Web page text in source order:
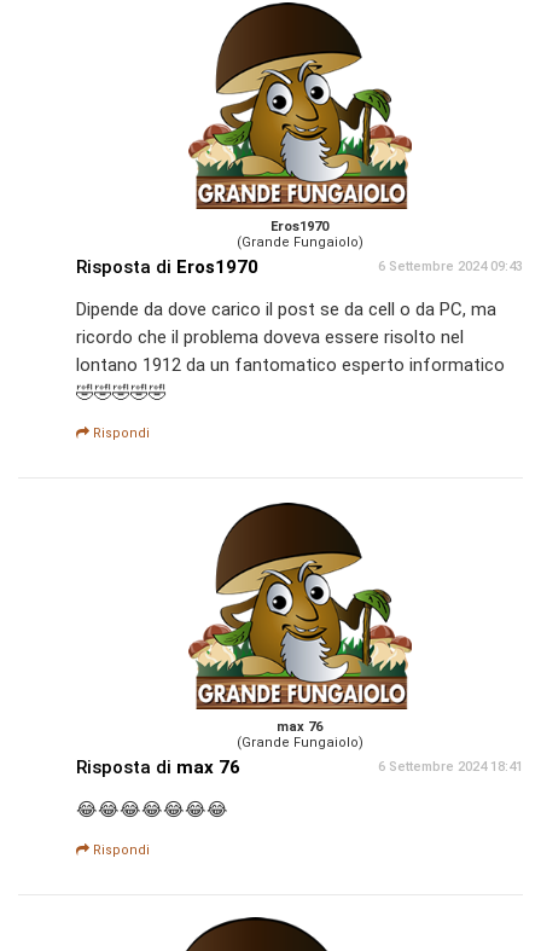
Eros1970
(Grande Fungaiolo)
Risposta di Eros1970 6 Settembre 2024 09:43
Dipende da dove carico il post se da cell o da PC, ma
ricordo che il problema doveva essere risolto nel
lontano 1912 da un fantomatico esperto informatico
🤣🤣🤣🤣🤣
Rispondi
max 76
(Grande Fungaiolo)
Risposta di max 76 6 Settembre 2024 18:41
😂😂😂😂😂😂😂
Rispondi